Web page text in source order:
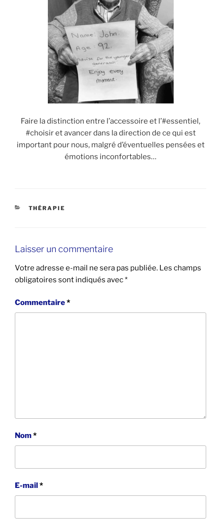
Faire la distinction entre l’accessoire et l’#essentiel,
#choisir et avancer dans la direction de ce qui est
important pour nous, malgré d’éventuelles pensées et
émotions inconfortables…
CATÉGORIES
THÉRAPIE
Laisser un commentaire
Votre adresse e-mail ne sera pas publiée. Les champs
obligatoires sont indiqués avec*
Commentaire*
Nom*
E-mail*